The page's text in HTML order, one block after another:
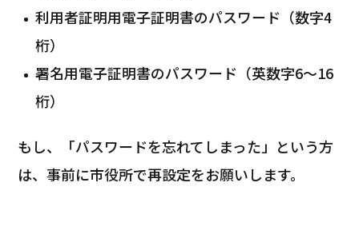
利用者証明用電子証明書のパスワード（数字4
桁）
署名用電子証明書のパスワード（英数字6～16
桁）
もし、「パスワードを忘れてしまった」という方
は、事前に市役所で再設定をお願いします。